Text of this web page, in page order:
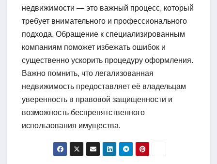
недвижимости — это важный процесс, который
требует внимательного и профессионального
подхода. Обращение к специализированным
компаниям поможет избежать ошибок и
существенно ускорить процедуру оформления.
Важно помнить, что легализованная
недвижимость предоставляет её владельцам
уверенность в правовой защищенности и
возможность беспрепятственного
использования имущества.